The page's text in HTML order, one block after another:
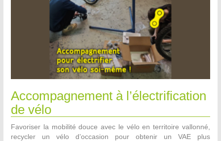
Accompagnement à l’électrification
de vélo
Favoriser la mobilité douce avec le vélo en territoire vallonné,
recycler un vélo d’occasion pour obtenir un VAE plus